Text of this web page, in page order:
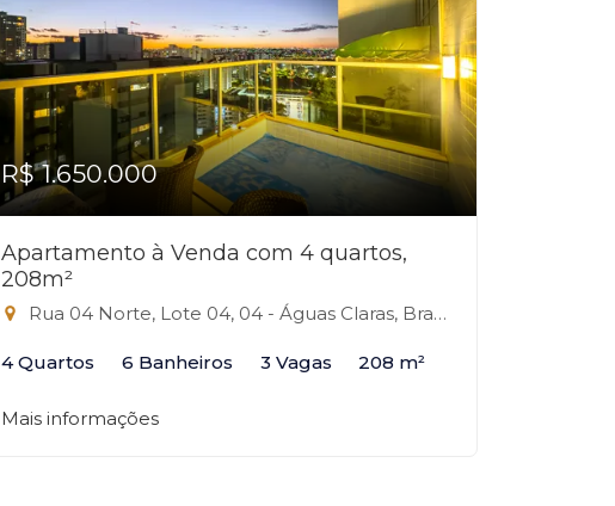
R$ 1.650.000
Apartamento à Venda com 4 quartos,
208m²
Rua 04 Norte, Lote 04, 04 - Águas Claras, Brasília-DF
4 Quartos 6 Banheiros 3 Vagas 208 m²
Mais informações